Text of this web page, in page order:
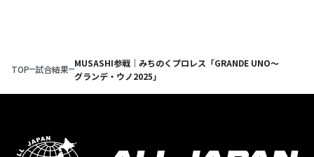
TOP 試合結果
MUSASHI参戦｜みちのくプロレス「GRANDE UNO～
グランデ・ウノ2025」